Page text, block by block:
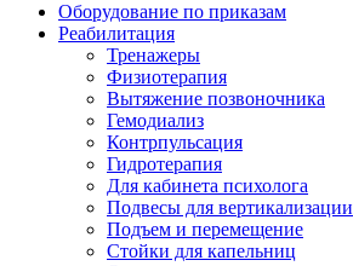
Оборудование по приказам
Реабилитация
Тренажеры
Физиотерапия
Вытяжение позвоночника
Гемодиализ
Контрпульсация
Гидротерапия
Для кабинета психолога
Подвесы для вертикализации
Подъем и перемещение
Стойки для капельниц